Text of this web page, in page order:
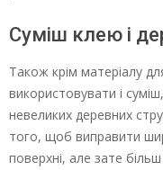
Суміш клею і
Також крім матеріалу
використовувати і
невеликих деревних
того, щоб виправити
поверхні, але зате